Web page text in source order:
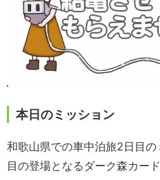
本日のミッション
和歌山県での車中泊旅2日目
目の登場となるダーク森カー